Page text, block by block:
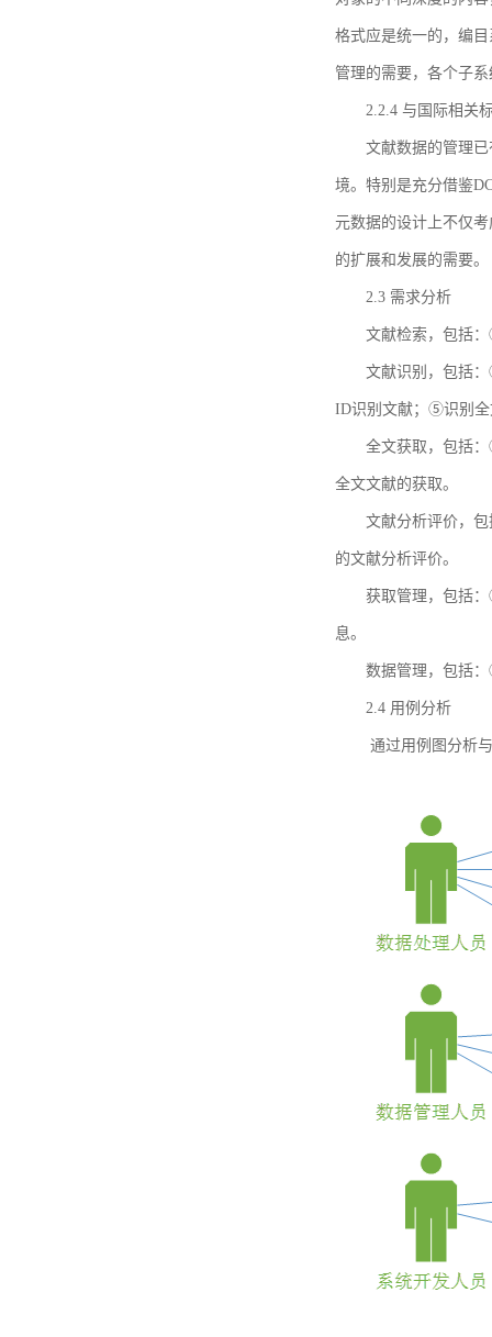
格式应是统一的，编
管理的需要，各个子
2.2.4 与国际相关
文献数据的管理
境。特别是充分借鉴
元数据的设计上不仅
的扩展和发展的需要。
2.3 需求分析
文献检索，包括
文献识别，包括
ID识别文献；⑤识别全
全文获取，包括
全文文献的获取。
文献分析评价，
的文献分析评价。
获取管理，包括
息。
数据管理，包括
2.4 用例分析
通过用例图分析